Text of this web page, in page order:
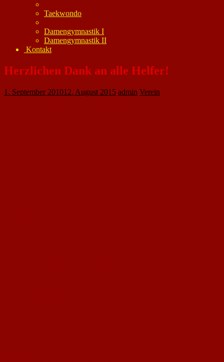
Taekwondo
Damengymnastik I
Damengymnastik II
Kontakt
Herzlichen Dank an alle Helfer!
1. September 201012. August 2015 admin Verein